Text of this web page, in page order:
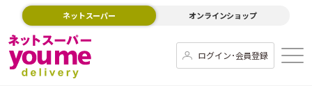
ネットスーパー オンラインショップ
ログイン･会員登録